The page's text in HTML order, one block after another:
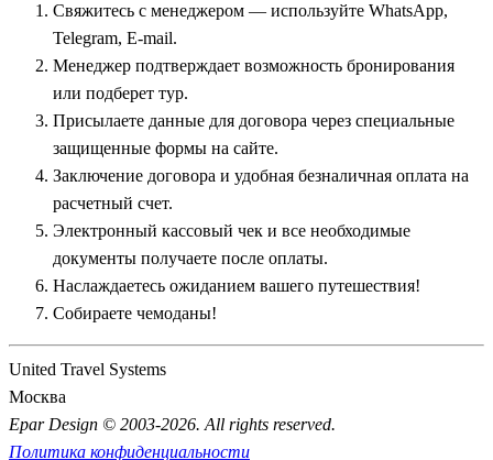
пользуется чудо-остров — исторический град-музей
Свияжск, основанный Иваном Грозным как форпост для
взятия Казани. Путешественники исследуют здесь
древнейшие деревянные храмы Поволжья, монументальный
собор Всех Скорбящих Радости и интерактивные комплексы
ремесел. Изюминкой волжского маршрута является и
уединеннаяРаифа(Раифский Богородицкий мужской
монастырь). Этот действующий монастырский комплекс,
раскинувшийся на берегу заповедного озера в окружении
векового леса, славится своей чудотворной иконой
Грузинской Божией Матери, уникальной архитектурой и
удивительными молчаливыми лягушками.
Великое наследие Волжской Булгарии: древний
Болгар и Елабуга
Для преданных поклонников археологии и восточных тайн
Свяжитесь с менеджером — используйте WhatsApp,
Telegram, E-mail.
Менеджер подтверждает возможность бронирования
или подберет тур.
Присылаете данные для договора через специальные
защищенные формы на сайте.
Заключение договора и удобная безналичная оплата на
расчетный счет.
Электронный кассовый чек и все необходимые
документы получаете после оплаты.
Наслаждаетесь ожиданием вашего путешествия!
Собираете чемоданы!
United Travel Systems
Москва
Epar Design © 2003-2026. All rights reserved.
Политика конфиденциальности